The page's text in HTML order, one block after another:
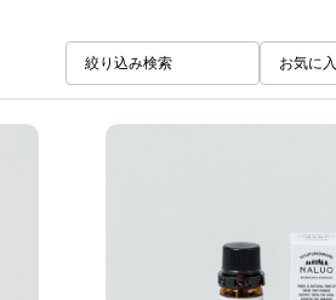
絞り込み検索 お気に